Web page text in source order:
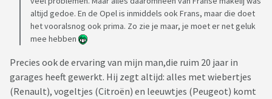
altijd gedoe. En de Opel is inmiddels ook Frans, maar die doet
het vooralsnog ook prima. Zo zie je maar, je moet er net geluk
mee hebben
Precies ook de ervaring van mijn man,die ruim 20 jaar in
garages heeft gewerkt. Hij zegt altijd: alles met wiebertjes
(Renault), vogeltjes (Citroën) en leeuwtjes (Peugeot) komt